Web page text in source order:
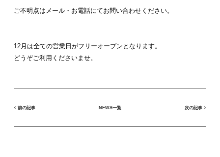
ご不明点はメール・お電話にてお問い合わせください。
12月は全ての営業日がフリーオープンとなります。
どうぞご利用くださいませ。
< 前の記事 NEWS一覧 次の記事 >